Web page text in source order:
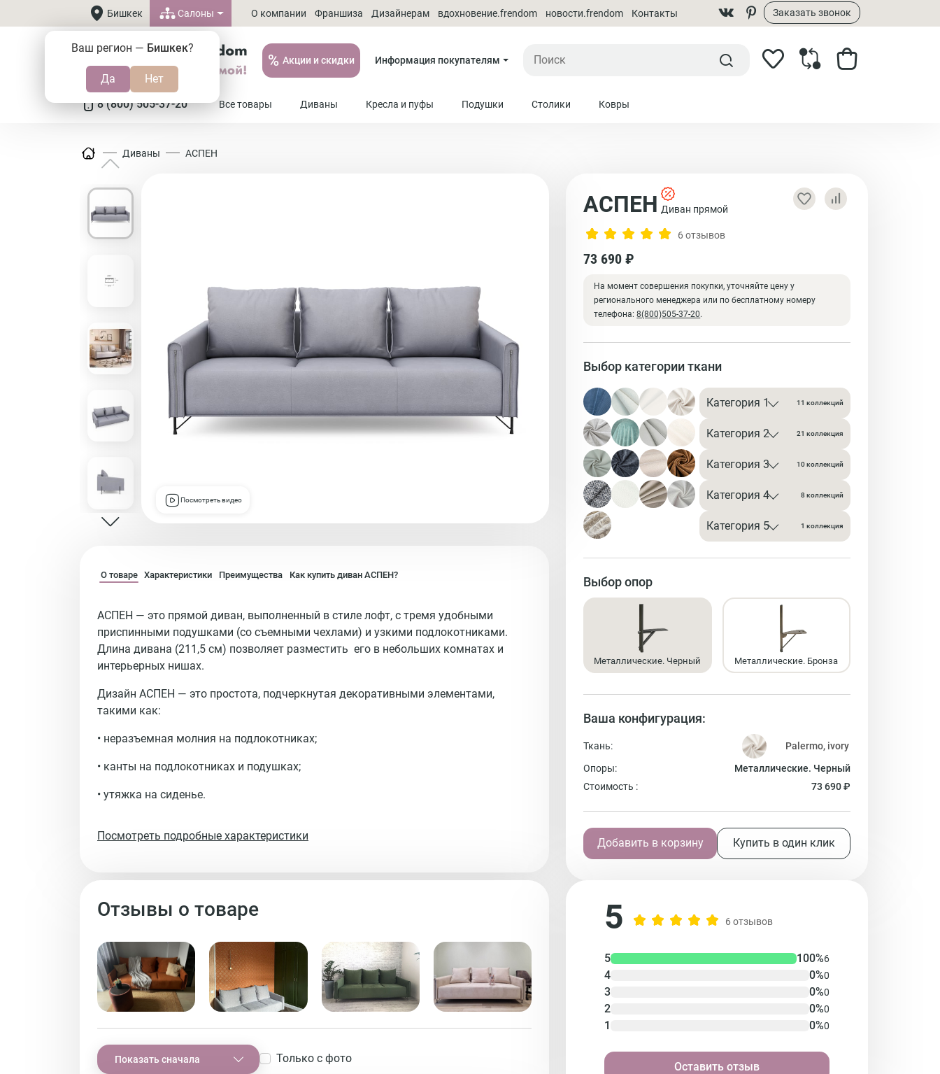
Бишкек
Ваш регион — Бишкек?
Салоны О компании Франшиза Дизайнерам вдохновение.frendom новости.frendom Контакты Заказать звонок
% Акции и скидки Информация покупателям
8 (800) 505-37-20 Все товары Диваны Кресла и пуфы Подушки Столики Ковры
Диваны АСПЕН
О товаре Характеристики Преимущества Как купить диванАСПЕН?
АСПЕН — это прямой диван, выполненный в стиле лофт, с тремя удобными
приспинными подушками (со съемными чехлами) и узкими подлокотниками.
Длина дивана (211,5 см) позволяет разместить его в небольших комнатах и
интерьерных нишах.
Дизайн АСПЕН — это простота, подчеркнутая декоративными элементами,
такими как:
• неразъемная молния на подлокотниках;
• канты на подлокотниках и подушках;
• утяжка на сиденье.
Посмотреть подробные характеристики
АСПЕН Диван прямой
6 отзывов
73 690 ₽
На момент совершения покупки, уточняйте цену у
регионального менеджера или по бесплатному номеру
телефона:8(800)505-37-20.
Выбор категории ткани
Категория 1 11 коллекций
Категория 2 21 коллекция
Категория 3 10 коллекций
Категория 4 8 коллекций
Категория 5 1 коллекция
Выбор опор
Металлические. Черный Металлические. Бронза
Ваша конфигурация:
Ткань:
Опоры:
Металлические. Черный
Стоимость :
73 690 ₽
Добавить в корзину Купить в один клик
Посмотреть видео
Отзывы о товаре
Показать сначала Только с фото
5 6 отзывов
5 100%6
4 0%0
3 0%0
2 0%0
1 0%0
Оставить отзыв